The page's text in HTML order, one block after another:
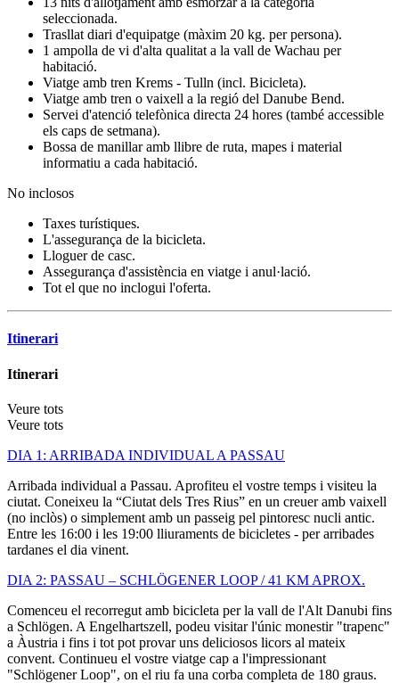
seleccionada.
Trasllat diari d'equipatge (màxim 20 kg. per persona).
1 ampolla de vi d'alta qualitat a la vall de Wachau per
habitació.
Viatge amb tren Krems - Tulln (incl. Bicicleta).
Viatge amb tren o vaixell a la regió del Danube Bend.
Servei d'atenció telefònica directa 24 hores (també accessible
els caps de setmana).
Bossa de manillar amb llibre de ruta, mapes i material
informatiu a cada habitació.
No inclosos
Taxes turístiques.
L'assegurança de la bicicleta.
Lloguer de casc.
Assegurança d'assistència en viatge i anul·lació.
Tot el que no inclogui l'oferta.
Itinerari
Itinerari
Veure tots
Veure tots
DIA 1: ARRIBADA INDIVIDUAL A PASSAU
Arribada individual a Passau. Aprofiteu el vostre temps i visiteu la
ciutat. Coneixeu la “Ciutat dels Tres Rius” en un creuer amb vaixell
(no inclòs) o simplement amb un passeig pel pintoresc nucli antic.
Entre les 16:00 i les 19:00 lliuraments de bicicletes - per arribades
tardanes el dia vinent.
DIA 2: PASSAU – SCHLÖGENER LOOP / 41 KM APROX.
Comenceu el recorregut amb bicicleta per la vall de l'Alt Danubi fins
a Schlögen. A Engelhartszell, podeu visitar l'únic monestir "trapenc"
a Àustria i fins i tot pot provar uns deliciosos licors al mateix
convent. Continueu el vostre viatge cap a l'impressionant
"Schlögener Loop", on el riu fa una corba completa de 180 graus.